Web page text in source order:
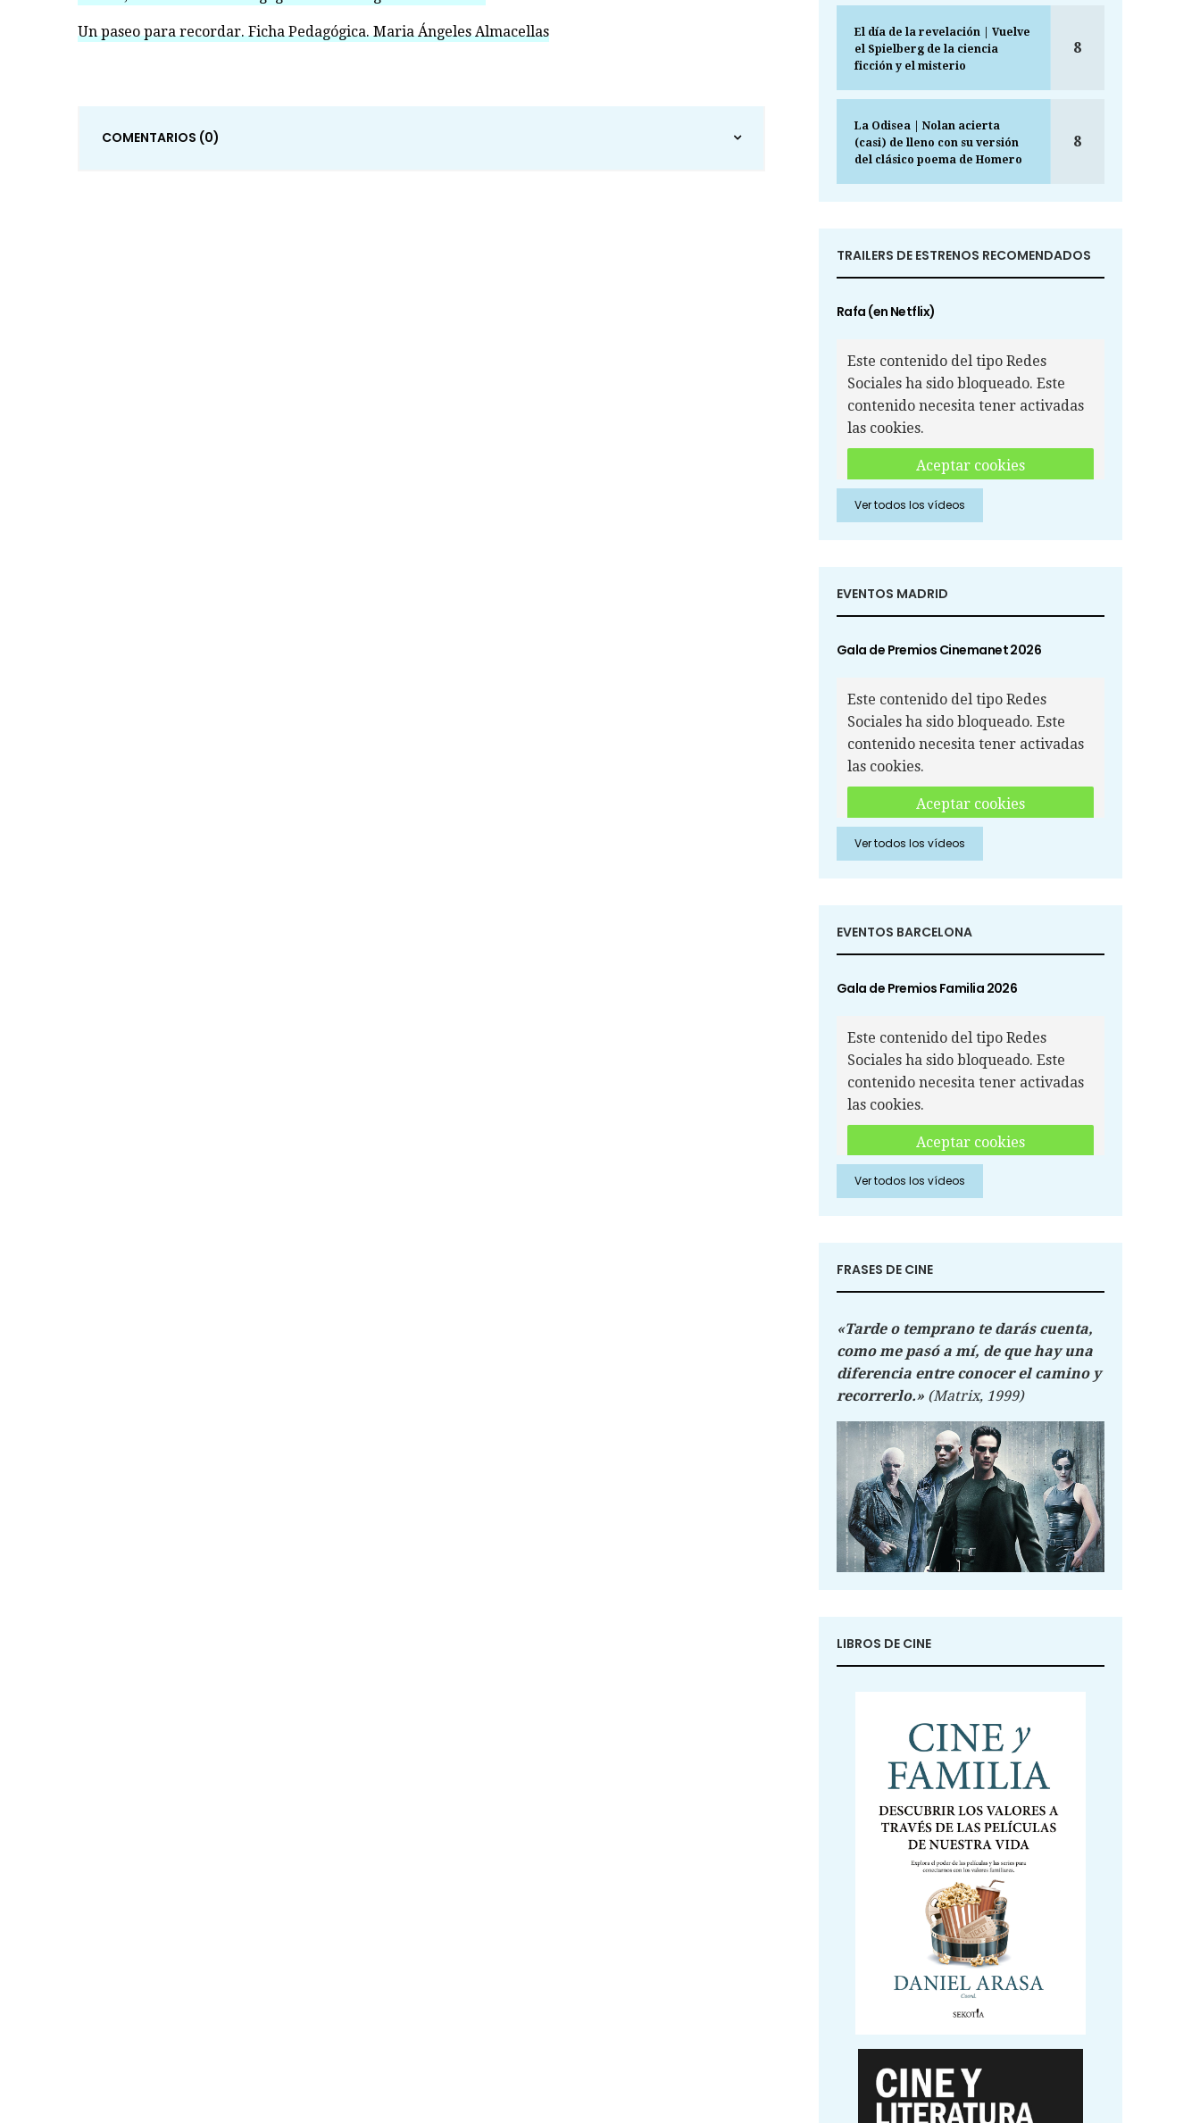
Un paseo para recordar. Ficha Pedagógica. Maria Ángeles Almacellas
COMENTARIOS (0)
El día de la revelación | Vuelve
el Spielberg de la ciencia
ficción y el misterio
8
La Odisea | Nolan acierta
(casi) de lleno con su versión
del clásico poema de Homero
8
TRAILERS DE ESTRENOS RECOMENDADOS
Rafa (en Netflix)
Este contenido del tipo Redes
Sociales ha sido bloqueado. Este
contenido necesita tener activadas
las cookies.
Aceptar cookies
Aceptar cookies de Redes
Sociales
Ver todos los vídeos
EVENTOS MADRID
Gala de Premios Cinemanet 2026
Este contenido del tipo Redes
Sociales ha sido bloqueado. Este
contenido necesita tener activadas
las cookies.
Aceptar cookies
Aceptar cookies de Redes
Sociales
Ver todos los vídeos
EVENTOS BARCELONA
Gala de Premios Familia 2026
Este contenido del tipo Redes
Sociales ha sido bloqueado. Este
contenido necesita tener activadas
las cookies.
Aceptar cookies
Aceptar cookies de Redes
Sociales
Ver todos los vídeos
FRASES DE CINE
«Tarde o temprano te darás cuenta,
como me pasó a mí, de que hay una
diferencia entre conocer el camino y
recorrerlo.» (Matrix, 1999)
LIBROS DE CINE